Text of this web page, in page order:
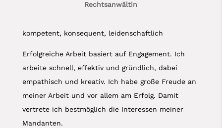
Rechtsanwältin
kompetent, konsequent, leidenschaftlich
Erfolgreiche Arbeit basiert auf Engagement. Ich
arbeite schnell, effektiv und gründlich, dabei
empathisch und kreativ. Ich habe große Freude an
meiner Arbeit und vor allem am Erfolg. Damit
vertrete ich bestmöglich die Interessen meiner
Mandanten.